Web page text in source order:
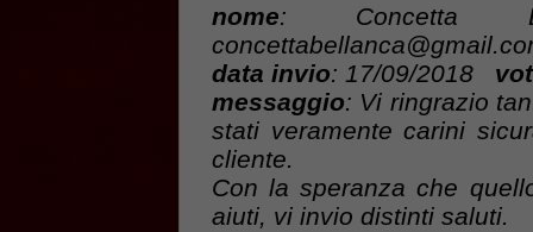
nome:
data invio: 17/09/2018
messaggio: Vi ringrazio
stati veramente carini
cliente.
Con la speranza che
aiuti, vi invio distinti saluti.